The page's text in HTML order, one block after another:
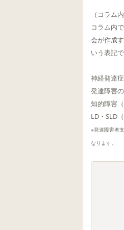
（コラム
コラム内
会が作成
いう表記
神経発達症
発達障害
知的障害
LD・SLD
※発達障害者
なります。